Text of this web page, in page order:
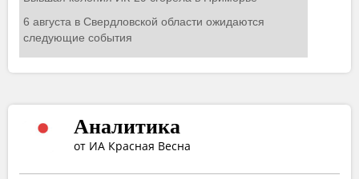
Аналитика
от ИА Красная Весна